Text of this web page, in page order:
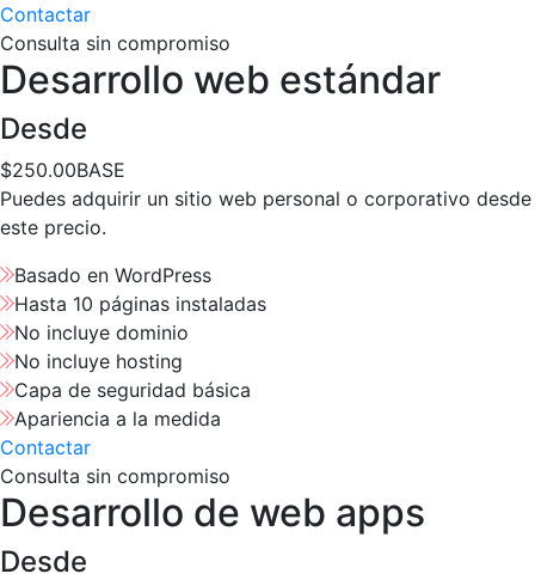
Contactar
Consulta sin compromiso
Desarrollo web estándar
Desde
$250.00BASE
Puedes adquirir un sitio web personal o corporativo desde
este precio.
Basado en WordPress
Hasta 10 páginas instaladas
No incluye dominio
No incluye hosting
Capa de seguridad básica
Apariencia a la medida
Contactar
Consulta sin compromiso
Desarrollo de web apps
Desde